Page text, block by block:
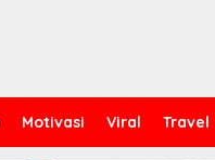
Motivasi Viral Travel